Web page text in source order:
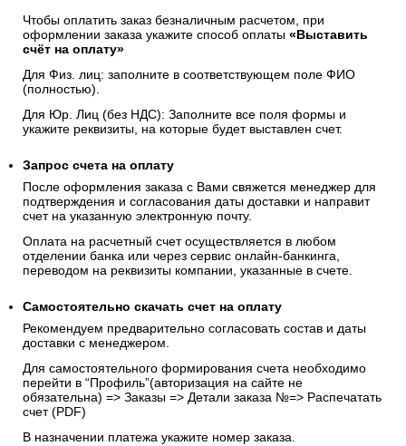
Чтобы оплатить заказ безналичным расчетом, при
оформлении заказа укажите способ оплаты «Выставить
счёт на оплату»
Для Физ. лиц: заполните в соответствующем поле ФИО
(полностью).
Для Юр. Лиц (без НДС): Заполните все поля формы и
укажите реквизиты, на которые будет выставлен счет.
Запрос счета на оплату
После оформления заказа с Вами свяжется менеджер для
подтверждения и согласования даты доставки и направит
счет на указанную электронную почту.
Оплата на расчетный счет осуществляется в любом
отделении банка или через сервис онлайн-банкинга,
переводом на реквизиты компании, указанные в счете.
Самостоятельно скачать счет на оплату
Рекомендуем предварительно согласовать состав и даты
доставки с менеджером.
Для самостоятельного формирования счета необходимо
перейти в “Профиль”(авторизация на сайте не
обязательна) => Заказы => Детали заказа №=> Распечатать
счет (PDF)
В назначении платежа укажите номер заказа.